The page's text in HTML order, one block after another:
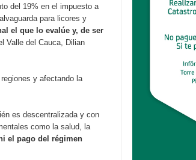
y paz
en el municipio de San Luis
refuerzan seguridad aérea y
del 19% en el impuesto a
para licores y
el que lo evalúe y, de ser
Valle del Cauca, Dilian
y afectando la
es descentralizada y con
como la salud, la
el pago del régimen